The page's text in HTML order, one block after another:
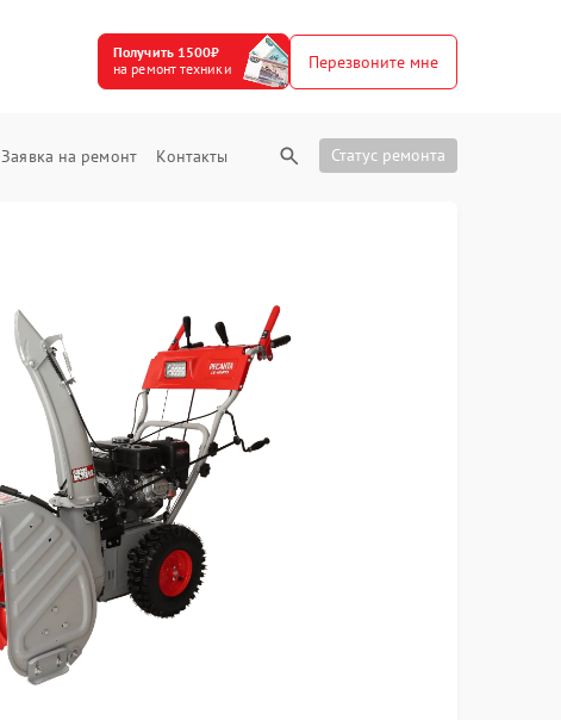
Получить 1500₽
на ремонт техники
Перезвоните мне
Заявка на ремонт Контакты Статус ремонта